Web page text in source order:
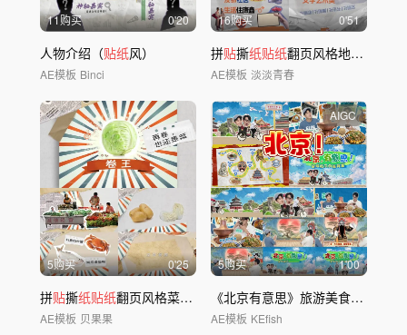
11购买 0'20
人物介绍（贴纸风）
AE模板 Binci
16购买 0'51
拼贴撕纸贴纸翻页风格地产AE模板
AE模板 淡淡青春
5购买 0'25
拼贴撕纸贴纸翻页风格菜市场AE模板
AE模板 贝果果
AIGC
5购买 1'00
《北京有意思》旅游美食综艺风拼
AE模板 KEfish